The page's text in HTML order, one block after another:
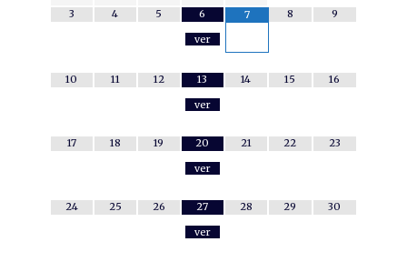
3 4 5
6
ver
7 8 9
10 11 12
13
ver
14 15 16
17 18 19
20
ver
21 22 23
24 25 26
27
ver
28 29 30